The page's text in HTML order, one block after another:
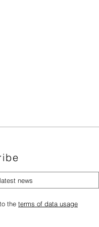
the terms of data usage